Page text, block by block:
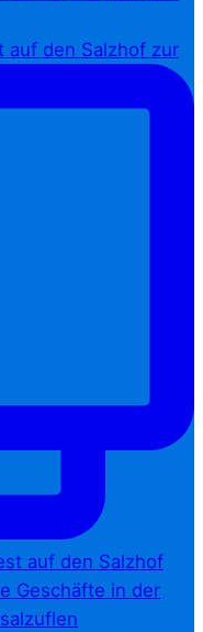
auf den Salzhof zur